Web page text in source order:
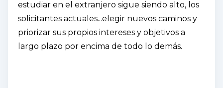
estudiar en el extranjero sigue siendo alto, los
solicitantes actuales...elegir nuevos caminos y
priorizar sus propios intereses y objetivos a
largo plazo por encima de todo lo demás.